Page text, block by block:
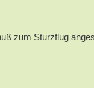
zum Sturzflug